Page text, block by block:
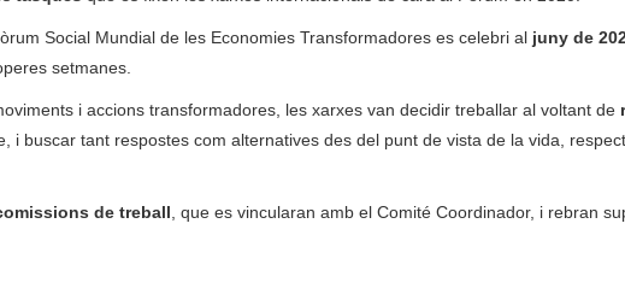
Social Mundial de les Economies Transformadores es celebri al juny de
setmanes.
i accions transformadores, les xarxes van decidir treballar al voltant de
i buscar tant respostes com alternatives des del punt de vista de la vida,
de treball , que es vincularan amb el Comité Coordinador, i rebran